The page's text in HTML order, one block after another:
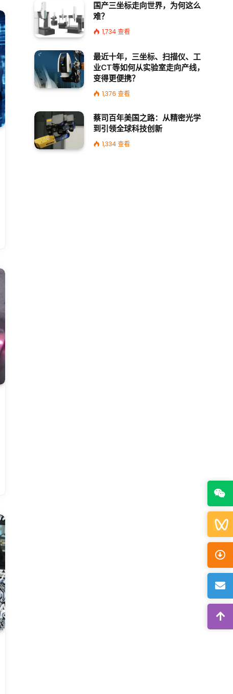
国产三坐标走向世界，为何这么
难？
1,734查看
最近十年，三坐标、扫描仪、工
业CT等如何从实验室走向产线，
变得更便携？
1,376 查看
蔡司百年美国之路：从精密光学
到引领全球科技创新
1,334查看